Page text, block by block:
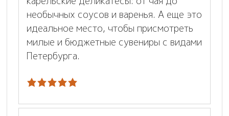
необычных соусов и варенья. А еще это
идеальное место, чтобы присмотреть
милые и бюджетные сувениры с видами
Петербурга.